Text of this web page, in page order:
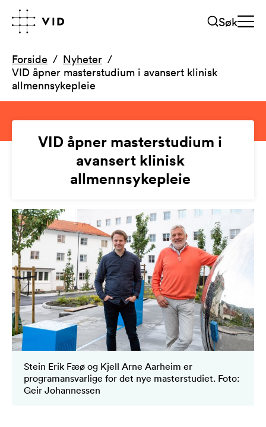
Søk
Forside
Nyheter
VID åpner masterstudium i avansert klinisk
allmennsykepleie
VID åpner masterstudium i
avansert klinisk
allmennsykepleie
Stein Erik Fæø og Kjell Arne Aarheim er
programansvarlige for det nye masterstudiet. Foto:
Geir Johannessen